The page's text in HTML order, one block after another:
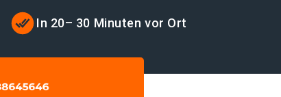
In 20– 30 Minuten vor Ort